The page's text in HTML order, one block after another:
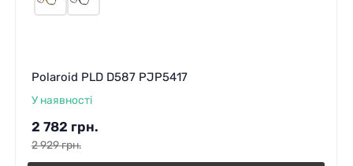
Polaroid PLD D587 PJP5417
У наявності
2 782 грн.
2 929грн.